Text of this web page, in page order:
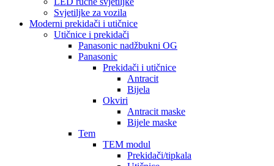
Svjetiljke za vozila
Moderni prekidači i utičnice
Utičnice i prekidači
Panasonic nadžbukni OG
Panasonic
Prekidači i utičnice
Antracit
Bijela
Okviri
Antracit maske
Bijele maske
Tem
TEM modul
Prekidači/tipkala